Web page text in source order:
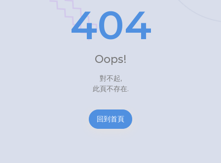
404
Oops!
對不起,
此頁不存在.
回到首頁